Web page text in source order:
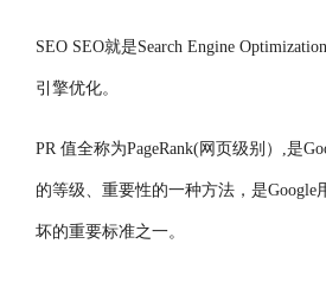
SEO SEO就是Search Engine
引擎优化。
PR 值全称为PageRank(网页级别）,是
的等级、重要性的一种方法，是Google
坏的重要标准之一。